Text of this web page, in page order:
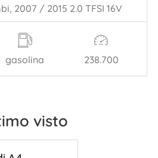
2007 / 2015 2.0 TFSI 16V
gasolina 238.700
visto